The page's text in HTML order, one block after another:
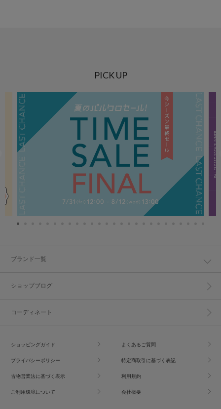
PICK UP
ブランド一覧
ショップブログ
コーディネート
ショッピングガイド よくあるご質問
プライバシーポリシー 特定商取引に基づく表記
古物営業法に基づく表示 利用規約
ご利用環境について 会社概要